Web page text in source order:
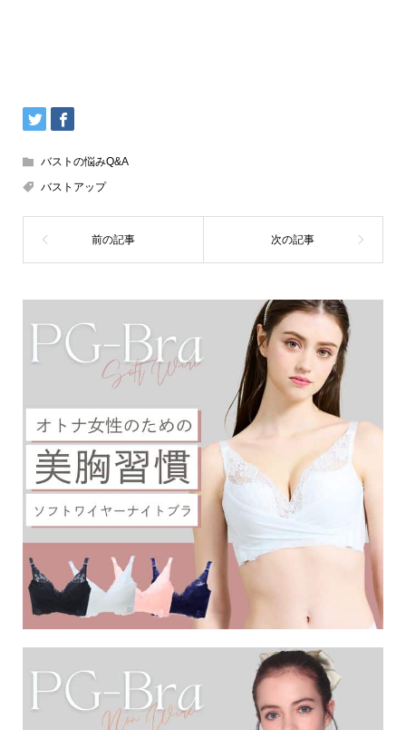
バストの悩みQ&A
バストアップ